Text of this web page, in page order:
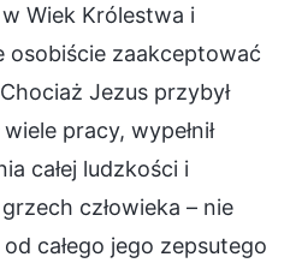
Wiek Królestwa i
osobiście zaakceptować
Jezus przybył
pracy, wypełnił
całej ludzkości i
człowieka – nie
całego jego zepsutego